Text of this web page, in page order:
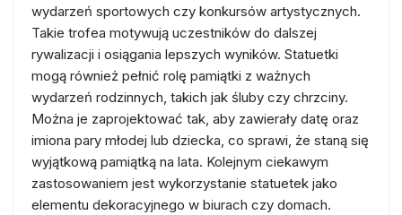
wydarzeń sportowych czy konkursów artystycznych.
Takie trofea motywują uczestników do dalszej
rywalizacji i osiągania lepszych wyników. Statuetki
mogą również pełnić rolę pamiątki z ważnych
wydarzeń rodzinnych, takich jak śluby czy chrzciny.
Można je zaprojektować tak, aby zawierały datę oraz
imiona pary młodej lub dziecka, co sprawi, że staną się
wyjątkową pamiątką na lata. Kolejnym ciekawym
zastosowaniem jest wykorzystanie statuetek jako
elementu dekoracyjnego w biurach czy domach.